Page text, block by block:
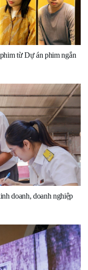
từ Dự án phim ngắn
doanh, doanh nghiệp